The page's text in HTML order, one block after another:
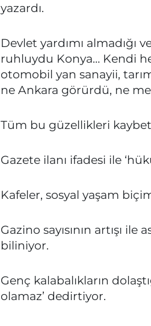
yazardı.
Devlet yardımı almadığı
ruhluydu Konya… Kendi
otomobil yan sanayii,
ne Ankara görürdü, ne
Tüm bu güzellikleri
Gazete ilanı ifadesi ile
Kafeler, sosyal yaşam
Gazino sayısının artışı
biliniyor.
Genç kalabalıkların
olamaz’ dedirtiyor.